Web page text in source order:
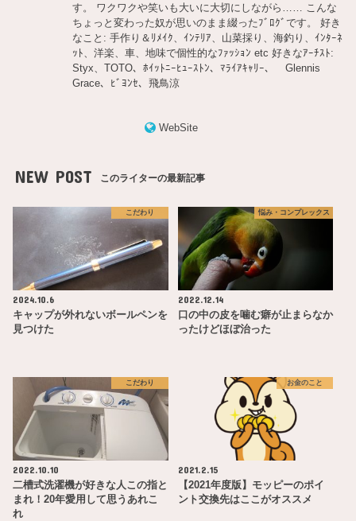
す。 ワクワクや笑いも大いに大切にしながら…… こんな
ちょっと変わった奴が思いのまま綴ったﾌﾞﾛｸﾞです。 好き
なこと: 手作り＆ﾘﾒｲｸ、ｲﾝﾃﾘｱ、山菜採り、海釣り、ｲﾝﾀｰﾈ
ｯﾄ、洋楽、車、地味で個性的なﾌｧｯｼｮﾝ etc 好きなｱｰﾁｽﾄ:
Styx、TOTO、ﾎｲｯﾄﾆｰﾋｭｰｽﾄﾝ、ﾏﾗｲｱｷｬﾘｰ、 Glennis
Grace、ﾋﾞﾖﾝｾ、飛鳥涼
WebSite
NEW POST このライターの最新記事
こだわり
2024.10.6
キャップが外れないボールペンを
見つけた
悩み・コンプレックス
2022.12.14
口の中の皮を噛む癖が止まらなか
ったけどほぼ治った
こだわり
2022.10.10
二槽式洗濯機が好きな人この指と
まれ！20年愛用して思うあれこ
れ
お金のこと
2021.2.15
【2021年度版】モッピーのポイ
ント交換先はここがオススメ